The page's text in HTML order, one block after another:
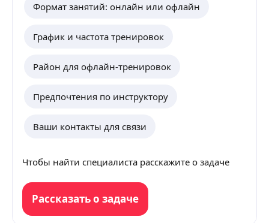
Формат занятий: онлайн или офлайн
График и частота тренировок
Район для офлайн-тренировок
Предпочтения по инструктору
Ваши контакты для связи
Чтобы найти специалиста расскажите о задаче
Рассказать о задаче